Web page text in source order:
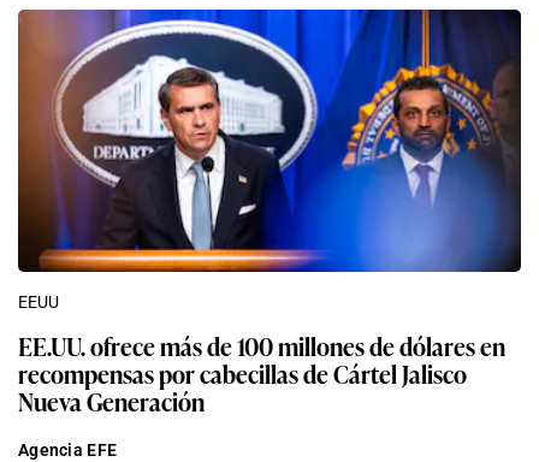
EEUU
EE.UU. ofrece más de 100 millones de dólares en
recompensas por cabecillas de Cártel Jalisco
Nueva Generación
Agencia EFE